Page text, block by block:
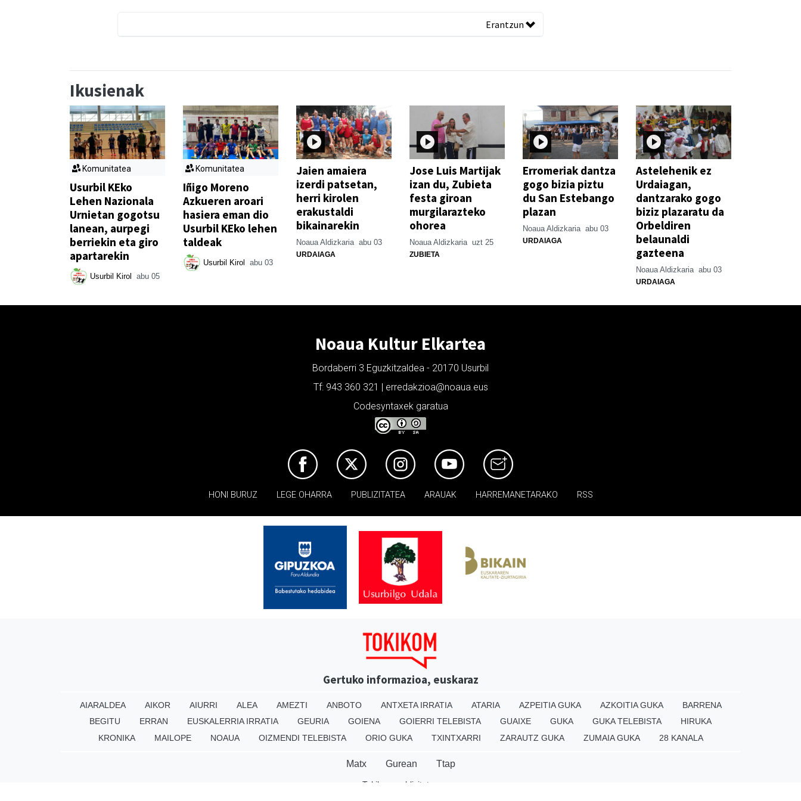
Erantzun
Ikusienak
Komunitatea
Usurbil KEko
Lehen Nazionala
Urnietan gogotsu
lanean, aurpegi
berriekin eta giro
apartarekin
Usurbil Kirol abu 05
Komunitatea
Iñigo Moreno
Azkueren aroari
hasiera eman dio
Usurbil KEko lehen
taldeak
Usurbil Kirol abu 03
Jaien amaiera
izerdi patsetan,
herri kirolen
erakustaldi
bikainarekin
Noaua Aldizkaria abu 03
URDAIAGA
Jose Luis Martijak
izan du, Zubieta
festa giroan
murgilarazteko
ohorea
Noaua Aldizkaria uzt 25
ZUBIETA
Erromeriak dantza
gogo bizia piztu
du San Estebango
plazan
Noaua Aldizkaria abu 03
URDAIAGA
Astelehenik ez
Urdaiagan,
dantzarako gogo
biziz plazaratu da
Orbeldiren
belaunaldi
gazteena
Noaua Aldizkaria abu 03
URDAIAGA
Noaua Kultur Elkartea
Bordaberri 3 Eguzkitzaldea - 20170 Usurbil
Tf: 943 360 321 | erredakzioa@noaua.eus
Codesyntaxek garatua
HONI BURUZ LEGE OHARRA PUBLIZITATEA ARAUAK HARREMANETARAKO RSS
Gertuko informazioa, euskaraz
AIARALDEA AIKOR AIURRI ALEA AMEZTI ANBOTO ANTXETA IRRATIA ATARIA AZPEITIA GUKA AZKOITIA GUKA
BARRENA
BEGITU
ERRAN EUSKALERRIA IRRATIA GEURIA GOIENA GOIERRI TELEBISTA GUAIXE GUKA GUKA TELEBISTA
HIRUKA
KRONIKA
MAILOPE NOAUA OIZMENDI TELEBISTA ORIO GUKA TXINTXARRI ZARAUTZ GUKA ZUMAIA GUKA 28 KANALA
Matx Gurean Ttap
Tokikom publizitatea